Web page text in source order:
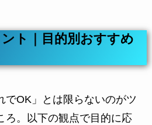
ト｜目的別おすすめ
でOK」とは限らないのがツ
ろ。以下の観点で目的に応